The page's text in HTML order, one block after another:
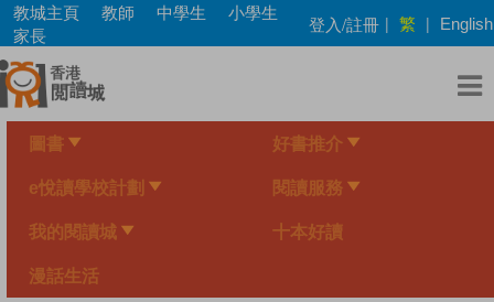
Skip
main
content
教城主頁 教師 中學生
小學生
家長
登入/註冊 | 繁 | English
圖書 好書推介
e悅讀學校計劃 閱讀服務
我的閱讀城 十本好讀
漫話生活